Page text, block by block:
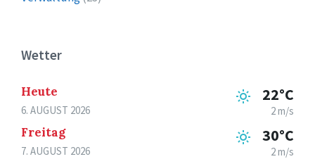
Wetter
Heute
6. AUGUST 2026
22°C
2 m/s
Freitag
7. AUGUST 2026
30°C
2 m/s